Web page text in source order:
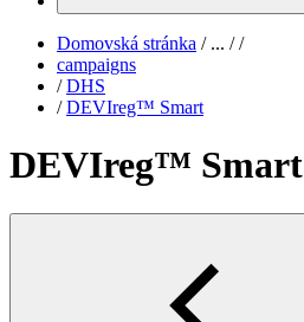
Domovská stránka /... / /
campaigns
/ DHS
/ DEVIreg™ Smart
DEVIreg™ Smart